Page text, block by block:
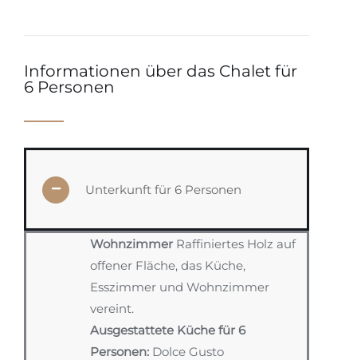
Informationen über das Chalet für
6 Personen
Unterkunft für 6 Personen
Wohnzimmer Raffiniertes Holz auf
offener Fläche, das Küche,
Esszimmer und Wohnzimmer
vereint.
Ausgestattete Küche für 6
Personen: Dolce Gusto